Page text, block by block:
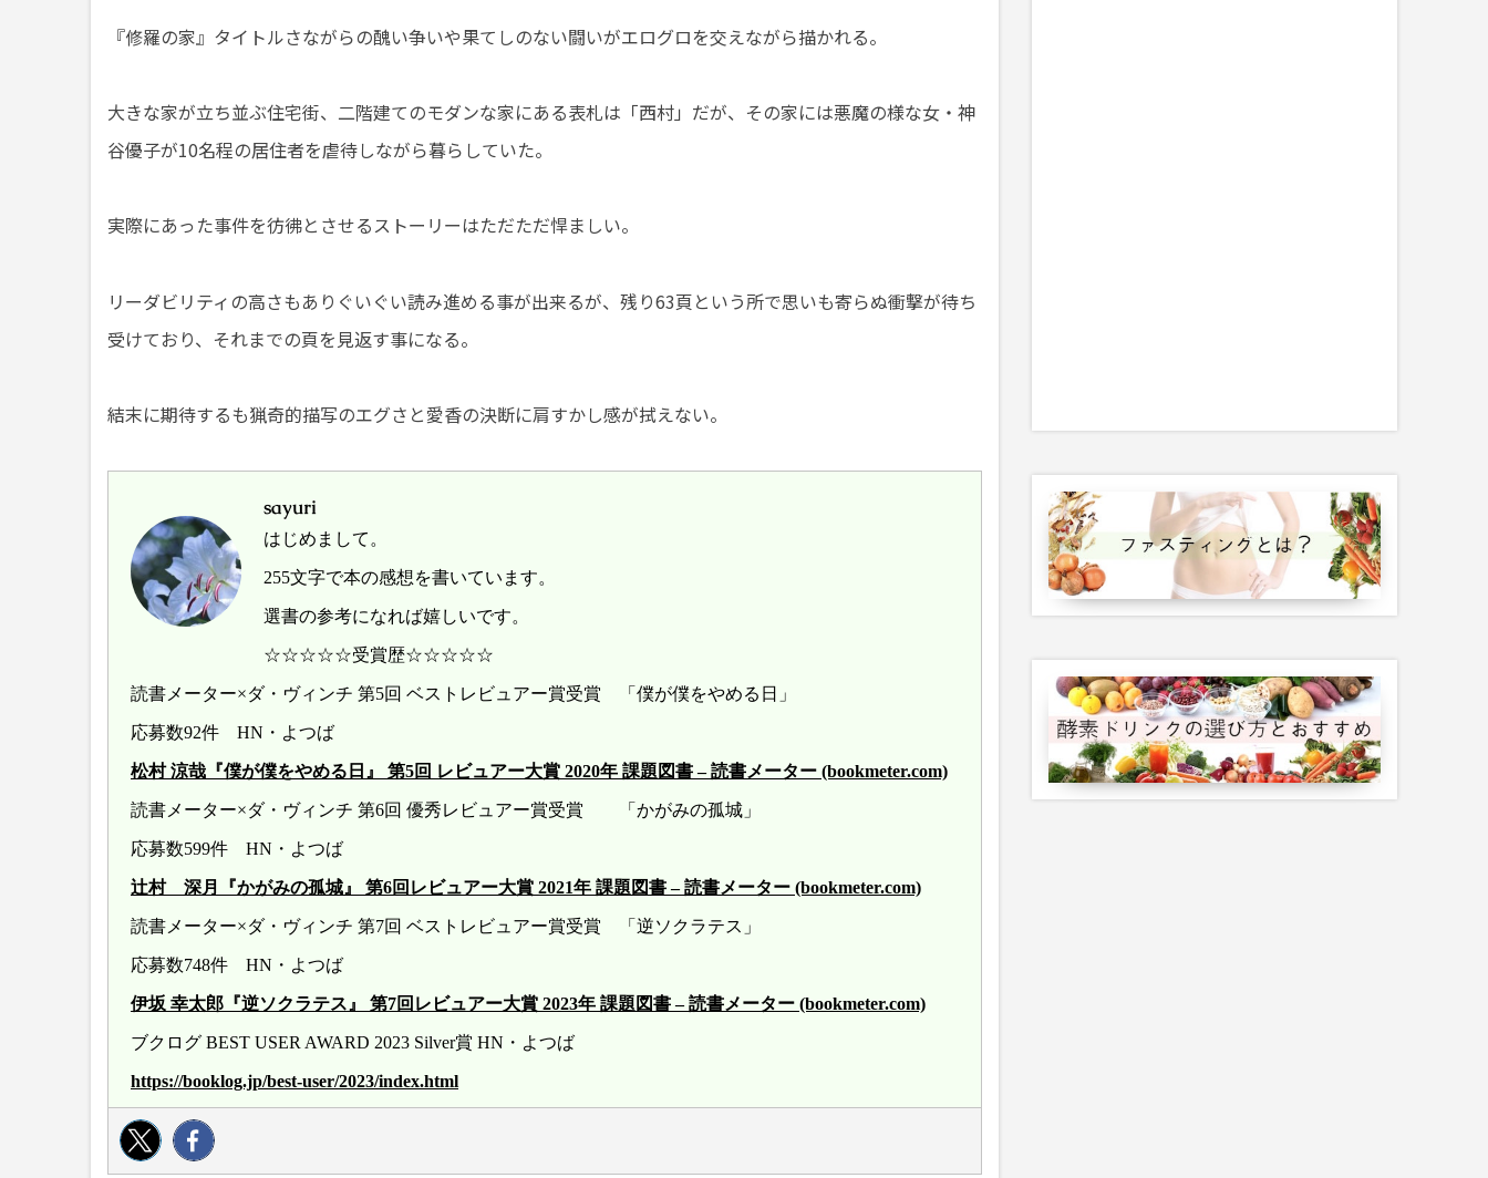
『修羅の家』タイトルさながらの醜い争いや果てしのない闘いがエログロを交えながら描かれる。
大きな家が立ち並ぶ住宅街、二階建てのモダンな家にある表札は「西村」だが、その家には悪魔の様な女・神
谷優子が10名程の居住者を虐待しながら暮らしていた。
実際にあった事件を彷彿とさせるストーリーはただただ悍ましい。
リーダビリティの高さもありぐいぐい読み進める事が出来るが、残り63頁という所で思いも寄らぬ衝撃が待ち
受けており、それまでの頁を見返す事になる。
結末に期待するも猟奇的描写のエグさと愛香の決断に肩すかし感が拭えない。
sayuri
はじめまして。
255文字で本の感想を書いています。
選書の参考になれば嬉しいです。
☆☆☆☆☆受賞歴☆☆☆☆☆
読書メーター×ダ・ヴィンチ 第5回 ベストレビュアー賞受賞 「僕が僕をやめる日」
応募数92件 HN・よつば
松村 涼哉『僕が僕をやめる日』 第5回 レビュアー大賞 2020年 課題図書 – 読書メーター (bookmeter.com)
読書メーター×ダ・ヴィンチ 第6回 優秀レビュアー賞受賞 「かがみの孤城」
応募数599件 HN・よつば
辻村 深月『かがみの孤城』 第6回レビュアー大賞 2021年 課題図書 – 読書メーター (bookmeter.com)
読書メーター×ダ・ヴィンチ 第7回 ベストレビュアー賞受賞 「逆ソクラテス」
応募数748件 HN・よつば
伊坂 幸太郎『逆ソクラテス』 第7回レビュアー大賞 2023年 課題図書 – 読書メーター (bookmeter.com)
ブクログ BEST USER AWARD 2023 Silver賞 HN・よつば
https://booklog.jp/best-user/2023/index.html